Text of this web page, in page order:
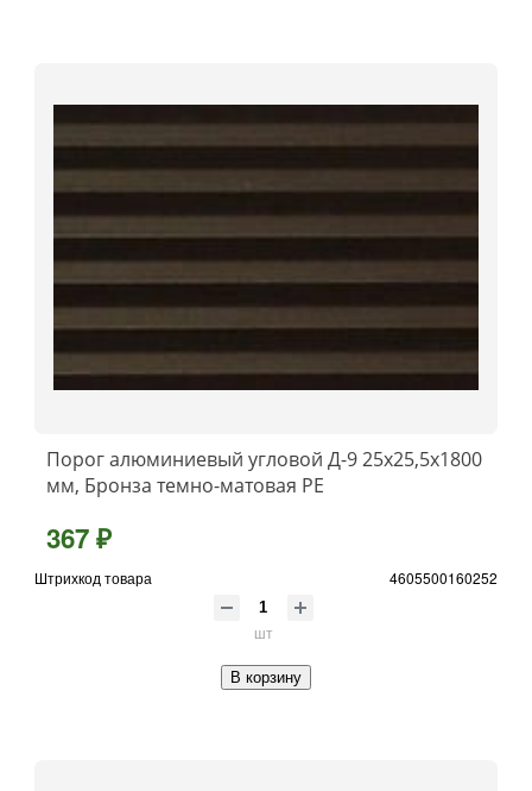
Порог алюминиевый угловой Д-9 25x25,5x1800
мм, Бронза темно-матовая РЕ
367 ₽
Штрихкод товара 4605500160252
шт
В корзину